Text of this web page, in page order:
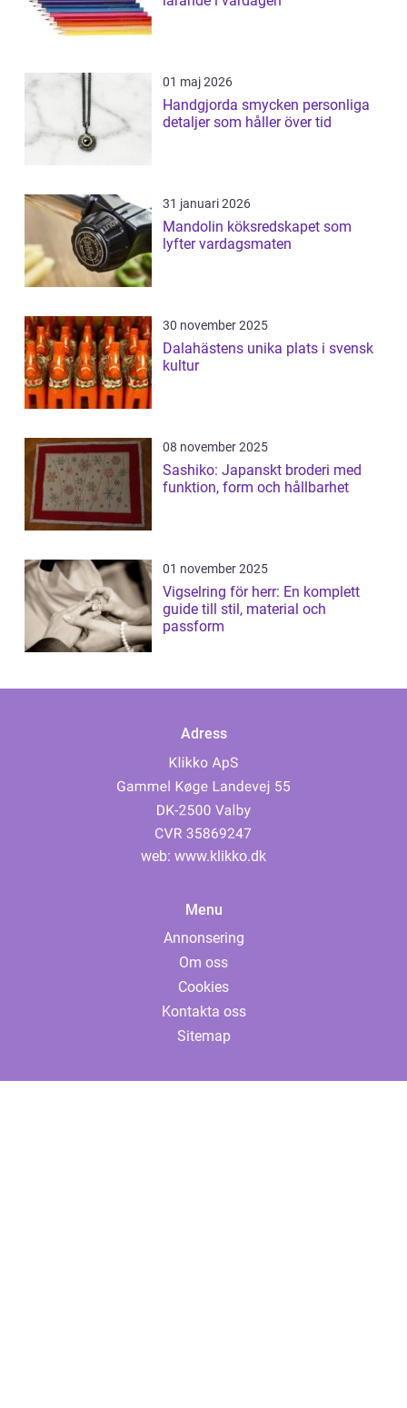
01 maj 2026
Handgjorda smycken personliga
detaljer som håller över tid
31 januari 2026
Mandolin köksredskapet som
lyfter vardagsmaten
30 november 2025
Dalahästens unika plats i svensk
kultur
08 november 2025
Sashiko: Japanskt broderi med
funktion, form och hållbarhet
01 november 2025
Vigselring för herr: En komplett
guide till stil, material och
passform
Adress
web: www.klikko.dk
Menu
Annonsering
Om oss
Cookies
Kontakta oss
Sitemap